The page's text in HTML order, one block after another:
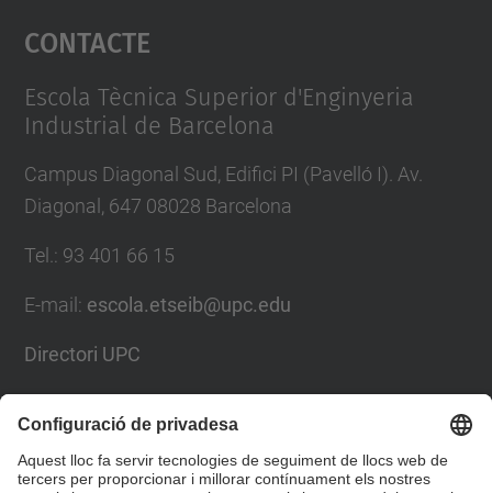
powered by
Contacte
Escola Tècnica Superior d'Enginyeria
Industrial de Barcelona
Campus Diagonal Sud, Edifici PI (Pavelló I). Av.
Diagonal, 647 08028 Barcelona
Tel. : 93 401 66 15
E-mail : escola.etseib@upc.edu
Directori UPC
Llista Xarxes Socials